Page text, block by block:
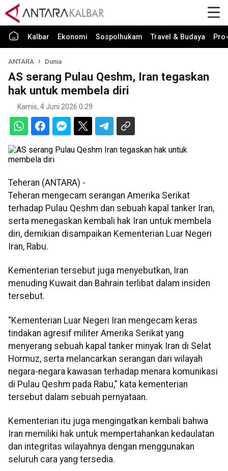
Kalbar Ekonomi Sospolhukam Travel & Budaya
ANTARA Dunia
AS serang Pulau Qeshm, Iran tegaskan
hak untuk membela diri
Kamis, 4 Juni 2026 0:29
Teheran (ANTARA) -
Teheran mengecam serangan Amerika Serikat
terhadap Pulau Qeshm dan sebuah kapal tanker Iran,
serta menegaskan kembali hak Iran untuk membela
diri, demikian disampaikan Kementerian Luar Negeri
Iran, Rabu.
Kementerian tersebut juga menyebutkan, Iran
menuding Kuwait dan Bahrain terlibat dalam insiden
tersebut.
“Kementerian Luar Negeri Iran mengecam keras
tindakan agresif militer Amerika Serikat yang
menyerang sebuah kapal tanker minyak Iran di Selat
Hormuz, serta melancarkan serangan dari wilayah
negara-negara kawasan terhadap menara komunikasi
di Pulau Qeshm pada Rabu,” kata kementerian
tersebut dalam sebuah pernyataan.
Kementerian itu juga mengingatkan kembali bahwa
Iran memiliki hak untuk mempertahankan kedaulatan
dan integritas wilayahnya dengan menggunakan
seluruh cara yang tersedia.